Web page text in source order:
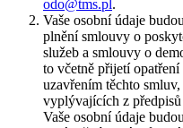
odo@tms.pl.
Vaše osobní údaje
plnění smlouvy o
služeb a smlouvy o
to včetně přijetí opatření
uzavřením těchto
vyplývajících z předpisů
Vaše osobní údaje